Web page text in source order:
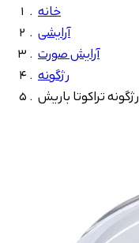
خانه
آرایشی
آرایش صورت
رژگونه
رژگونه تراکوتا باریش